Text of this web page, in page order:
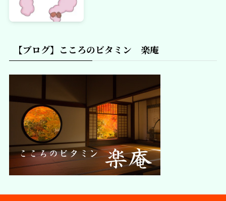
【ブログ】こころのビタミン 楽庵